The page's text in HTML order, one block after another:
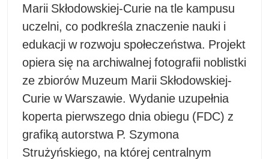
Marii Skłodowskiej-Curie na tle kampusu
uczelni, co podkreśla znaczenie nauki i
edukacji w rozwoju społeczeństwa. Projekt
opiera się na archiwalnej fotografii noblistki
ze zbiorów Muzeum Marii Skłodowskiej-
Curie w Warszawie. Wydanie uzupełnia
koperta pierwszego dnia obiegu (FDC) z
grafiką autorstwa P. Szymona
Strużyńskiego, na której centralnym